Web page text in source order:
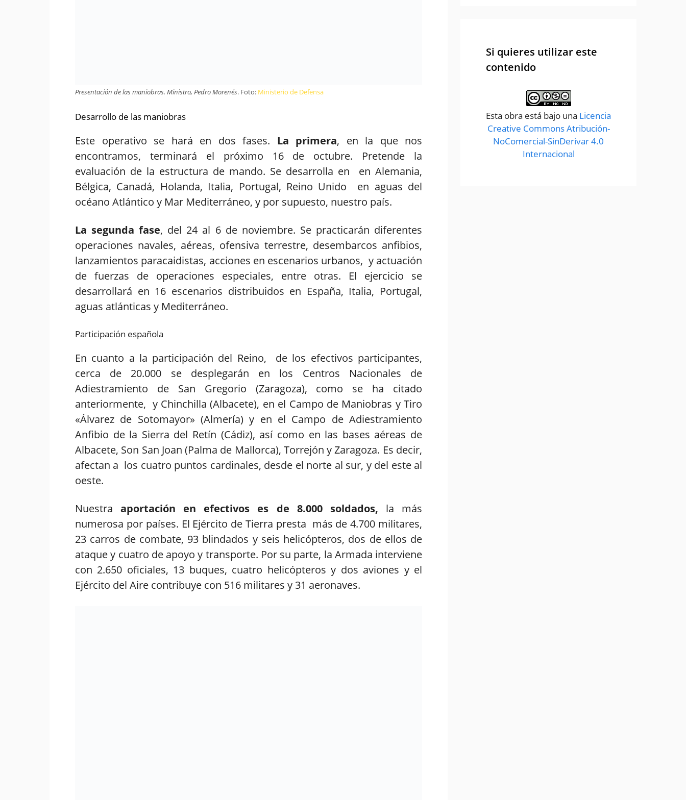
Presentación de las maniobras. Ministro, Pedro Morenés . Foto: Ministerio de Defensa
Desarrollo de las maniobras
Este operativo se hará en dos fases. La primera , en la que nos
encontramos, terminará el próximo 16 de octubre. Pretende la
evaluación de la estructura de mando. Se desarrolla en
en Alemania,
Bélgica, Canadá, Holanda, Italia, Portugal, Reino Unido en aguas del
océano Atlántico y Mar Mediterráneo, y por supuesto, nuestro país.
La segunda fase , del 24 al 6 de noviembre. Se practicarán diferentes
operaciones navales, aéreas, ofensiva terrestre, desembarcos anfibios,
lanzamientos paracaidistas, acciones en escenarios urbanos, y actuación
de fuerzas de operaciones especiales, entre otras. El ejercicio se
desarrollará en 16 escenarios distribuidos en España, Italia, Portugal,
aguas atlánticas y Mediterráneo.
Participación española
En cuanto a la participación del Reino, de los efectivos participantes,
cerca de 20.000 se desplegarán en los Centros Nacionales de
Adiestramiento de San Gregorio (Zaragoza), como se ha citado
anteriormente, y Chinchilla (Albacete), en el Campo de Maniobras y Tiro
«Álvarez de Sotomayor» (Almería) y en el Campo de Adiestramiento
Anfibio de la Sierra del Retín (Cádiz), así como en las bases aéreas de
Albacete, Son San Joan (Palma de Mallorca), Torrejón y Zaragoza. Es decir,
afectan a los cuatro puntos cardinales, desde el norte al sur, y del este al
oeste.
Nuestra aportación en efectivos es de 8.000 soldados,
la más
numerosa por países. El Ejército de Tierra presta más de 4.700 militares,
23 carros de combate, 93 blindados y seis helicópteros, dos de ellos de
ataque y cuatro de apoyo y transporte. Por su parte, la Armada interviene
con 2.650 oficiales, 13 buques, cuatro helicópteros y dos aviones y el
Ejército del Aire contribuye con 516 militares y 31 aeronaves.
Si quieres utilizar este
contenido
Esta obra está bajo una Licencia
Creative Commons Atribución-
NoComercial-SinDerivar 4.0
Internacional